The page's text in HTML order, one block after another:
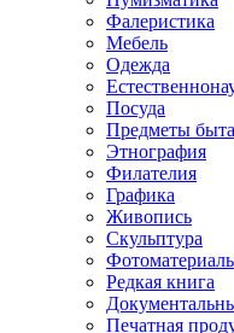
Фалеристика
Мебель
Одежда
Посуда
Предметы быта
Этнография
Филателия
Графика
Живопись
Скульптура
Редкая книга
Печатная